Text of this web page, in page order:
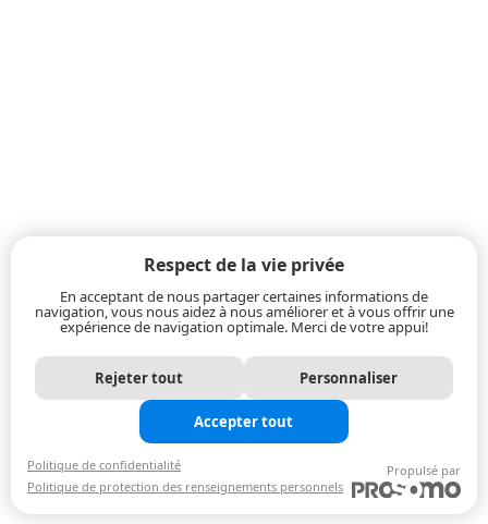
Respect de la vie privée
En acceptant de nous partager certaines informations de
navigation, vous nous aidez à nous améliorer et à vous offrir une
expérience de navigation optimale. Merci de votre appui!
Rejeter tout Personnaliser
Accepter tout
Politique de confidentialité
Politique de protection des renseignements personnels
Propulsé par